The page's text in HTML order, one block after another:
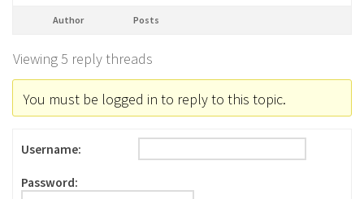
Author Posts
Viewing 5 reply threads
You must be logged in to reply to this topic.
Username:
Password: